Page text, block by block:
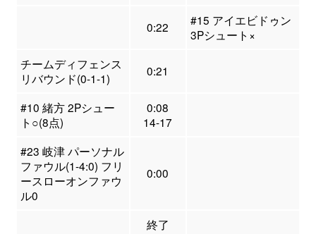
0:22
#15 アイエビドゥン
3Pシュート×
チームディフェンス
リバウンド(0-1-1)
0:21
#10 緒方 2Pシュー
ト○(8点)
0:08
14-17
#23 岐津 パーソナル
ファウル(1-4:0) フリ
ースローオンファウ
ル0
0:00
終了